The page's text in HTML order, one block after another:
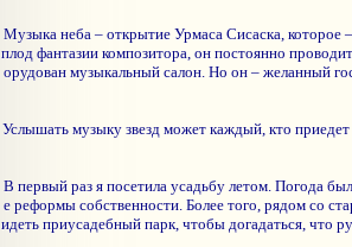
Музыка неба – открытие Урмаса Сисаска, которое
плод фантазии композитора, он постоянно
орудован музыкальный салон. Но он – желанный
Услышать музыку звезд может каждый, кто
В первый раз я посетила усадьбу летом. Погода
е реформы собственности. Более того, рядом со
идеть приусадебный парк, чтобы догадаться, что